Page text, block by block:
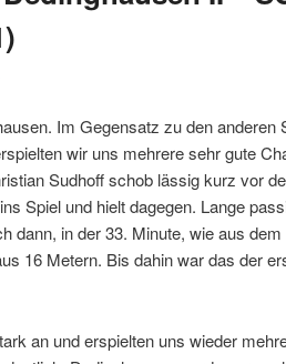
Im Gegensatz zu den anderen
wir uns mehrere sehr gute
Sudhoff schob lässig kurz vor
Spiel und hielt dagegen. Lange
dann, in der 33. Minute, wie aus
16 Metern. Bis dahin war das der
an und erspielten uns wieder